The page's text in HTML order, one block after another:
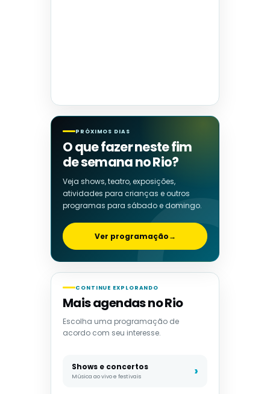
PRÓXIMOS DIAS
O que fazer neste fim
de semana no Rio?
Veja shows, teatro, exposições,
atividades para crianças e outros
programas para sábado e domingo.
Ver programação→
CONTINUE EXPLORANDO
Mais agendas no Rio
Escolha uma programação de
acordo com seu interesse.
Shows e concertos
Música ao vivo e festivais